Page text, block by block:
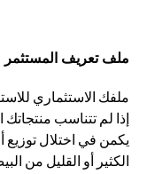
ملف تعريف المستثمر
ملفك الاستثماري
إذا لم تتناسب
يكمن في اختلال توزيع
الكثير أو القليل من